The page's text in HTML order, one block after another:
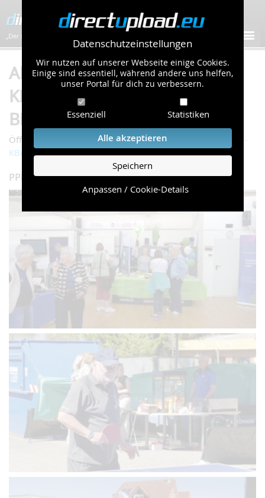
Datenschutzeinstellungen
Wir nutzen auf unserer Webseite einige Cookies.
Einige sind essentiell, während andere uns helfen,
unser Portal für dich zu verbessern.
Essenziell Statistiken
Alle akzeptieren
Speichern
Anpassen / Cookie-Details
„Der schnellste Bilder-Hoster im Web!”
Album "PPP - 01. Mai 2026 -
KBo" von MEGA DRIVE (232
Bilder)
Öffentliche Galerie Sport & Freizeit/PPP - 01. Mai 2026 -
KBo
PPP Tischtennis-Turnier am 01. Mai in Nordhorn